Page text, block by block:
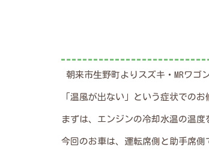
朝来市生野町よりスズキ・MRワゴ
「温風が出ない」という症状でのお
まずは、エンジンの冷却水温の温
今回のお車は、運転席側と助手席側